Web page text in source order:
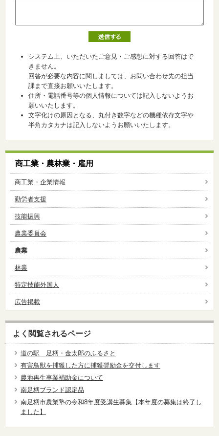
システム上、いただいたご意見・ご感想に対する回答はで
きません。
回答が必要な内容に関しましては、お問い合わせ先の担当
課まで直接お願いいたします。
住所・電話番号等の個人情報については記入しないようお
願いいたします。
文字化けの原因となる、丸付き数字などの機種依存文字や
半角カタカナは記入しないようお願いいたします。
商工業・農林業・雇用
商工業・企業情報
勤労者支援
技能振興
農業委員会
農業
林業
特定技能外国人
広告掲載
よく閲覧されるページ
道の駅 足柄・金太郎のふるさと
有害鳥獣を捕獲した方に捕獲奨励金を交付します
農地再生事業補助金について
南足柄ブランド認定品
南足柄市農業塾の令和8年度受講生募集【本年度の募集は終了し
ました】